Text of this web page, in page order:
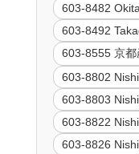
603-8482
603-8492
603-8555 京都
603-8802
603-8803
603-8822
603-8826